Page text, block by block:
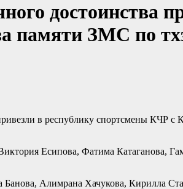
достоинства
памяти ЗМС по
в республику спортсмены КЧР
Виктория Есипова, Фатима
Алимрана Хачукова, Кирилла